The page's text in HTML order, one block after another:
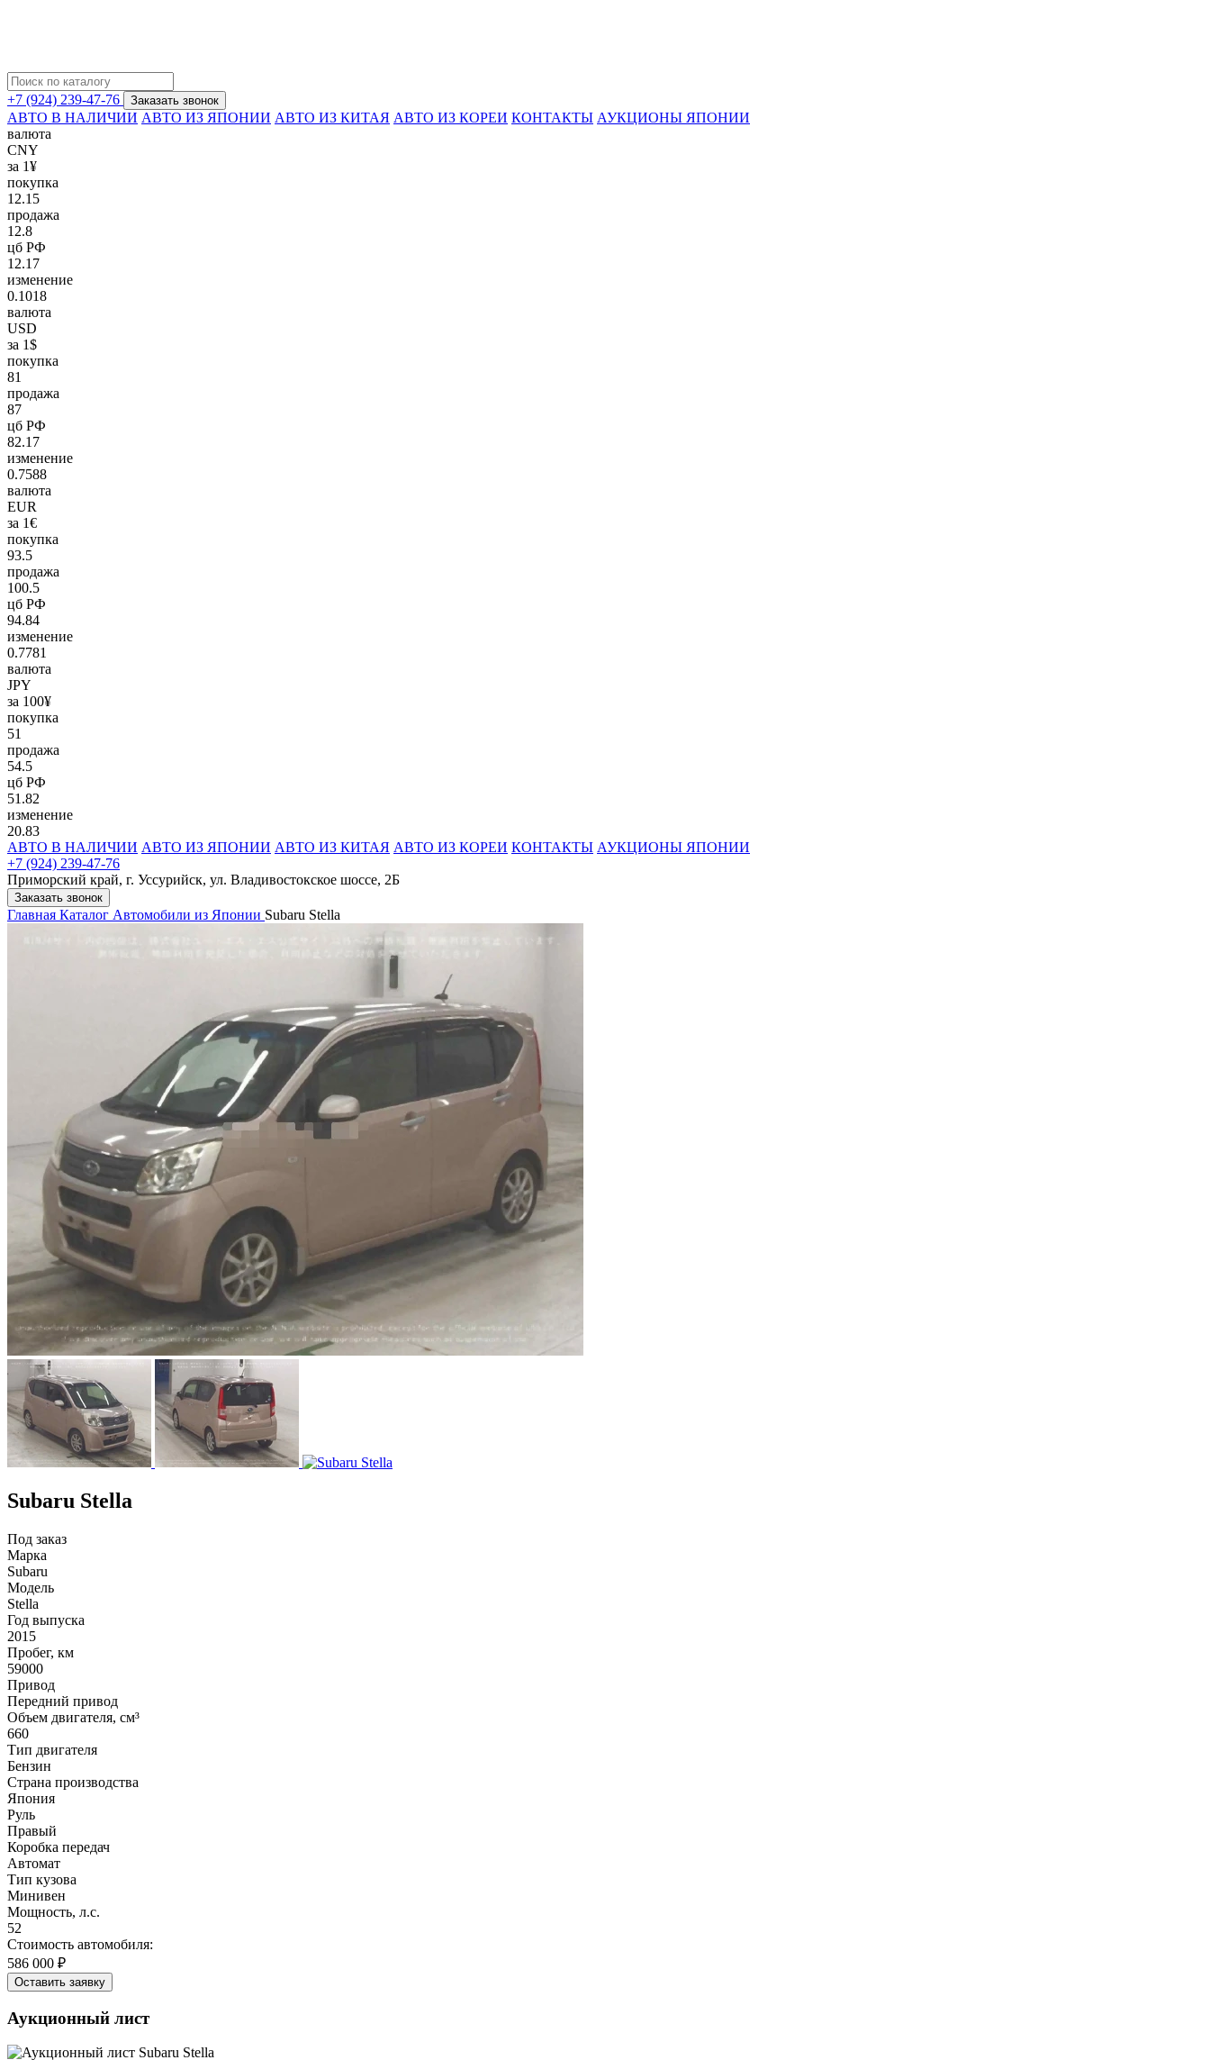
+7 (924) 239-47-76 Заказать звонок
АВТО В НАЛИЧИИ АВТО ИЗ ЯПОНИИ АВТО ИЗ КИТАЯ АВТО ИЗ КОРЕИ КОНТАКТЫ АУКЦИОНЫ ЯПОНИИ
валюта
CNY
за 1¥
покупка
12.15
продажа
12.8
цб РФ
12.17
изменение
0.1018
валюта
USD
за 1$
покупка
81
продажа
87
цб РФ
82.17
изменение
0.7588
валюта
EUR
за 1€
покупка
93.5
продажа
100.5
цб РФ
94.84
изменение
0.7781
валюта
JPY
за 100¥
покупка
51
продажа
54.5
цб РФ
51.82
изменение
20.83
АВТО В НАЛИЧИИ АВТО ИЗ ЯПОНИИ АВТО ИЗ КИТАЯ АВТО ИЗ КОРЕИ КОНТАКТЫ АУКЦИОНЫ ЯПОНИИ
+7 (924) 239-47-76
Приморский край, г. Уссурийск, ул. Владивостокское шоссе, 2Б
Заказать звонок
Главная Каталог Автомобили из Японии Subaru Stella
Subaru Stella
Под заказ
Марка
Subaru
Модель
Stella
Год выпуска
2015
Пробег, км
59000
Привод
Передний привод
Объем двигателя, см³
660
Тип двигателя
Бензин
Страна производства
Япония
Руль
Правый
Коробка передач
Автомат
Тип кузова
Минивен
Мощность, л.с.
52
Стоимость автомобиля:
586 000 ₽
Оставить заявку
Аукционный лист